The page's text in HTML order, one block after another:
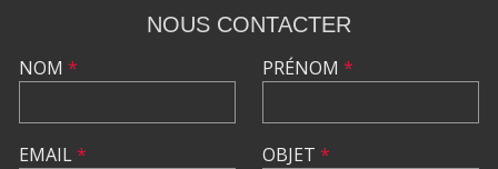
NOUS CONTACTER
NOM *
EMAIL*
PRÉNOM *
OBJET *